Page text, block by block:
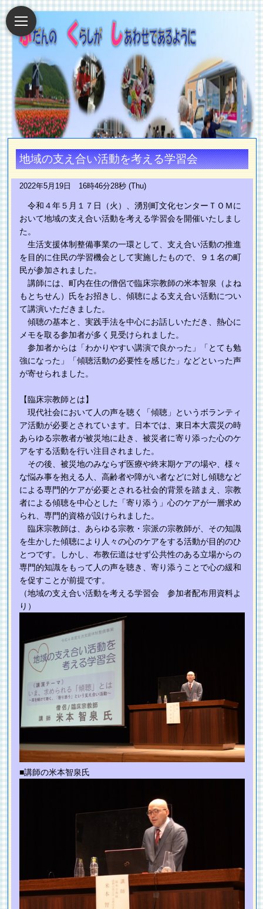
地域の支え合い活動を考える学習会
2022年5月19日 16時46分28秒 (Thu)
令和４年５月１７日（火）、湧別町文化センターＴＯＭに
おいて地域の支え合い活動を考える学習会を開催いたしまし
た。
生活支援体制整備事業の一環として、支え合い活動の推進
を目的に住民の学習機会として実施したもので、９１名の町
民が参加されました。
講師には、町内在住の僧侶で臨床宗教師の米本智泉（よね
もとちせん）氏をお招きし、傾聴による支え合い活動につい
て講演いただきました。
傾聴の基本と、実践手法を中心にお話しいただき、熱心に
メモを取る参加者が多く見受けられました。
参加者からは「わかりやすい講演で良かった」「とても勉
強になった」「傾聴活動の必要性を感じた」などといった声
が寄せられました。
【臨床宗教師とは】
現代社会において人の声を聴く「傾聴」というボランティ
ア活動が必要とされています。日本では、東日本大震災の時
あらゆる宗教者が被災地に赴き、被災者に寄り添った心のケ
アをする活動を行い注目されました。
その後、被災地のみならず医療や終末期ケアの場や、様々
な悩み事を抱える人、高齢者や障がい者などに対し傾聴など
による専門的ケアが必要とされる社会的背景を踏まえ、宗教
者による傾聴を中心とした「寄り添う」心のケアが一層求め
られ、専門的資格が設けられました。
臨床宗教師は、あらゆる宗教・宗派の宗教師が、その知識
を生かした傾聴により人々の心のケアをする活動が目的のひ
とつです。しかし、布教伝道はせず公共性のある立場からの
専門的知識をもって人の声を聴き、寄り添うことで心の緩和
を促すことが前提です。
（地域の支え合い活動を考える学習会 参加者配布用資料よ
り）
■講師の米本智泉氏